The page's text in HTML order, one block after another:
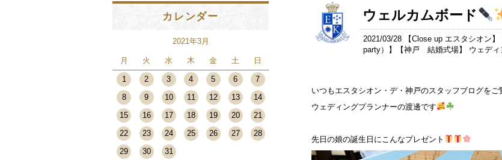
ウェルカムボード
2021/03/28 【Close up エスタシオン】
party） 】【神戸 結婚式場】 ウェデ
いつもエスタシオン・デ・神戸のスタッフブログを
ウェディングプランナーの渡邊です
先日の娘の誕生日にこんなプレゼント
カレンダー
2021年3月
月 火 水 木 金 土 日
1 2 3 4 5 6
7
8
9 10 11 12 13
14
15
16 17 18 19 20
21
22
23 24 25 26 27
28
29
30
31